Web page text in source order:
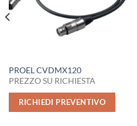
PROEL CVDMX120
PREZZO SU RICHIESTA
RICHIEDI PREVENTIVO